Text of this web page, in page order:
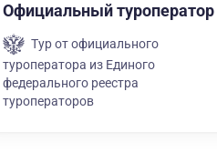
Официальный туроператор
Тур от официального
туроператора из Единого
федерального реестра
туроператоров